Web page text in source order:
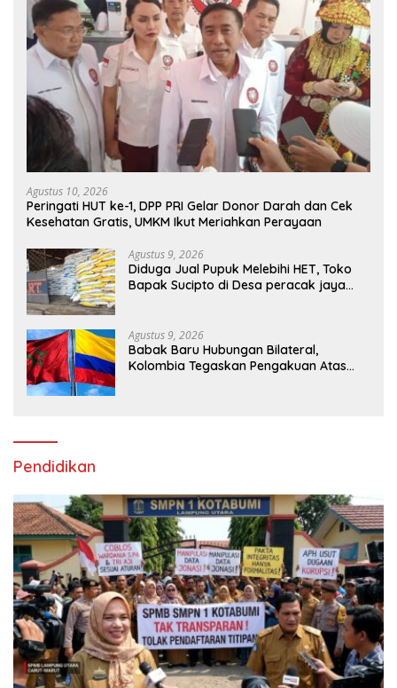
Agustus 10, 2026
Peringati HUT ke-1, DPP PRI Gelar Donor Darah dan Cek
Kesehatan Gratis, UMKM Ikut Meriahkan Perayaan
Agustus 9, 2026
Diduga Jual Pupuk Melebihi HET, Toko
Bapak Sucipto di Desa peracak jaya
Agustus 9, 2026
Babak Baru Hubungan Bilateral,
Kolombia Tegaskan Pengakuan Atas
Pendidikan